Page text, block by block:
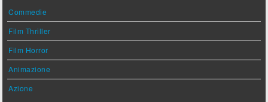
Commedie
Film Thriller
Film Horror
Animazione
Azione